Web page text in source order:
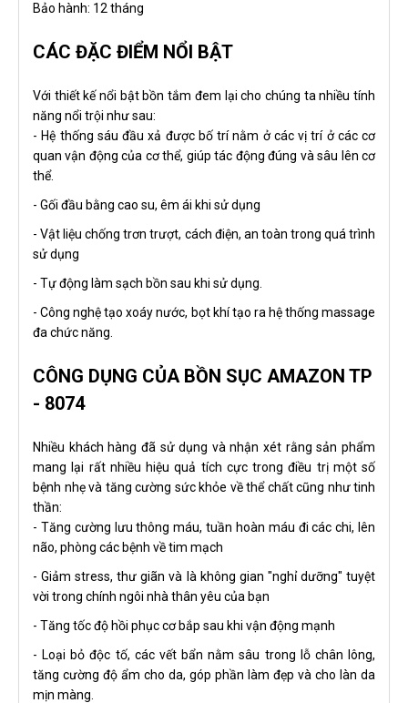
Bảo hành: 12 tháng
CÁC ĐẶC ĐIỂM NỔI BẬT
Với thiết kế nổi bật bồn tắm đem lại cho chúng ta nhiều tính
năng nổi trội như sau:
- Hệ thống sáu đầu xả được bố trí nằm ở các vị trí ở các cơ
quan vận động của cơ thể, giúp tác động đúng và sâu lên cơ
thể.
- Gối đầu bằng cao su, êm ái khi sử dụng
- Vật liệu chống trơn trượt, cách điện, an toàn trong quá trình
sử dụng
- Tự động làm sạch bồn sau khi sử dụng.
- Công nghệ tạo xoáy nước, bọt khí tạo ra hệ thống massage
đa chức năng.
CÔNG DỤNG CỦA BỒN SỤC AMAZON TP
- 8074
Nhiều khách hàng đã sử dụng và nhận xét rằng sản phẩm
mang lại rất nhiều hiệu quả tích cực trong điều trị một số
bệnh nhẹ và tăng cường sức khỏe về thể chất cũng như tinh
thần:
- Tăng cường lưu thông máu, tuần hoàn máu đi các chi, lên
não, phòng các bệnh về tim mạch
- Giảm stress, thư giãn và là không gian "nghỉ dưỡng" tuyệt
vời trong chính ngôi nhà thân yêu của bạn
- Tăng tốc độ hồi phục cơ bắp sau khi vận động mạnh
- Loại bỏ độc tố, các vết bẩn nằm sâu trong lỗ chân lông,
tăng cường độ ẩm cho da, góp phần làm đẹp và cho làn da
mịn màng.